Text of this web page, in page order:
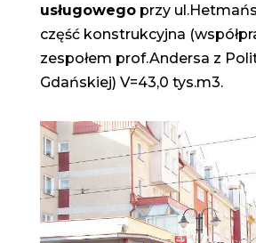
usługowegoprzy
część konstrukcyjna
zespołem prof.Andersa z
Gdańskiej) V=43,0 tys.m3.